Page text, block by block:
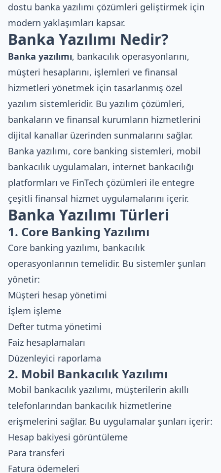
dostu banka yazılımı çözümleri geliştirmek için
modern yaklaşımları kapsar.
Banka Yazılımı Nedir?
Banka yazılımı, bankacılık operasyonlarını,
müşteri hesaplarını, işlemleri ve finansal
hizmetleri yönetmek için tasarlanmış özel
yazılım sistemleridir. Bu yazılım çözümleri,
bankaların ve finansal kurumların hizmetlerini
dijital kanallar üzerinden sunmalarını sağlar.
Banka yazılımı, core banking sistemleri, mobil
bankacılık uygulamaları, internet bankacılığı
platformları ve FinTech çözümleri ile entegre
çeşitli finansal hizmet uygulamalarını içerir.
Banka Yazılımı Türleri
1. Core Banking Yazılımı
Core banking yazılımı, bankacılık
operasyonlarının temelidir. Bu sistemler şunları
yönetir:
Müşteri hesap yönetimi
İşlem işleme
Defter tutma yönetimi
Faiz hesaplamaları
Düzenleyici raporlama
2. Mobil Bankacılık Yazılımı
Mobil bankacılık yazılımı, müşterilerin akıllı
telefonlarından bankacılık hizmetlerine
erişmelerini sağlar. Bu uygulamalar şunları içerir:
Hesap bakiyesi görüntüleme
Para transferi
Fatura ödemeleri